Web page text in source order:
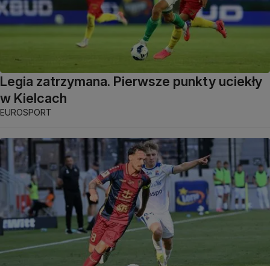
Legia zatrzymana. Pierwsze punkty uciekły
w Kielcach
EUROSPORT